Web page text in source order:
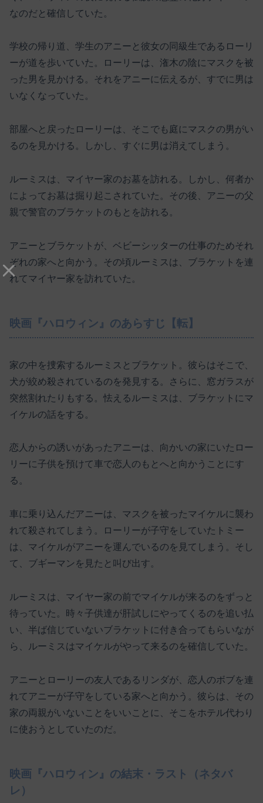
なのだと確信していた。
学校の帰り道、学生のアニーと彼女の同級生であるローリ
ーが道を歩いていた。ローリーは、潅木の陰にマスクを被
った男を見かける。それをアニーに伝えるが、すでに男は
いなくなっていた。
部屋へと戻ったローリーは、そこでも庭にマスクの男がい
るのを見かける。しかし、すぐに男は消えてしまう。
ルーミスは、マイヤー家のお墓を訪れる。しかし、何者か
によってお墓は掘り起こされていた。その後、アニーの父
親で警官のブラケットのもとを訪れる。
アニーとブラケットが、ベビーシッターの仕事のためそれ
ぞれの家へと向かう。その頃ルーミスは、ブラケットを連
れてマイヤー家を訪れていた。
映画『ハロウィン』のあらすじ【転】
家の中を捜索するルーミスとブラケット。彼らはそこで、
犬が絞め殺されているのを発見する。さらに、窓ガラスが
突然割れたりもする。怯えるルーミスは、ブラケットにマ
イケルの話をする。
恋人からの誘いがあったアニーは、向かいの家にいたロー
リーに子供を預けて車で恋人のもとへと向かうことにす
る。
車に乗り込んだアニーは、マスクを被ったマイケルに襲わ
れて殺されてしまう。ローリーが子守をしていたトミー
は、マイケルがアニーを運んでいるのを見てしまう。そし
て、ブギーマンを見たと叫び出す。
ルーミスは、マイヤー家の前でマイケルが来るのをずっと
待っていた。時々子供達が肝試しにやってくるのを追い払
い、半ば信じていないブラケットに付き合ってもらいなが
ら、ルーミスはマイケルがやって来るのを確信していた。
アニーとローリーの友人であるリンダが、恋人のボブを連
れてアニーが子守をしている家へと向かう。彼らは、その
家の両親がいないことをいいことに、そこをホテル代わり
に使おうとしていたのだ。
映画『ハロウィン』の結末・ラスト（ネタバ
レ）